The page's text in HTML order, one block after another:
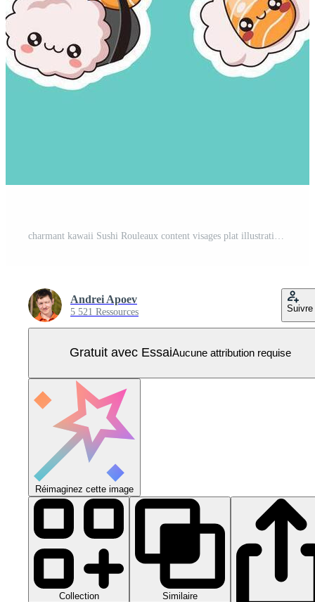
Andrei Apoev
5 521 Ressources Suivre
Gratuit avec EssaiAucune attribution requise
Réimaginez cette image
Collection Similaire